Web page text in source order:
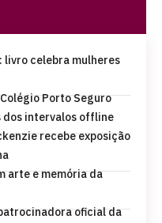
livro celebra mulheres
Porto Seguro
dos intervalos offline
recebe exposição
arte e memória da
oficial da